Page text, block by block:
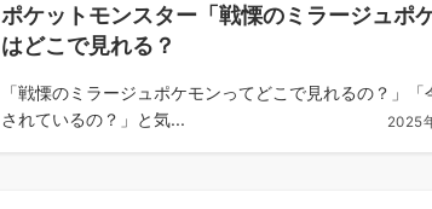
ポケットモンスター「戦慄のミラージュポ
はどこで見れる？
「戦慄のミラージュポケモンってどこで見れるの？」「
されているの？」と気...
2025